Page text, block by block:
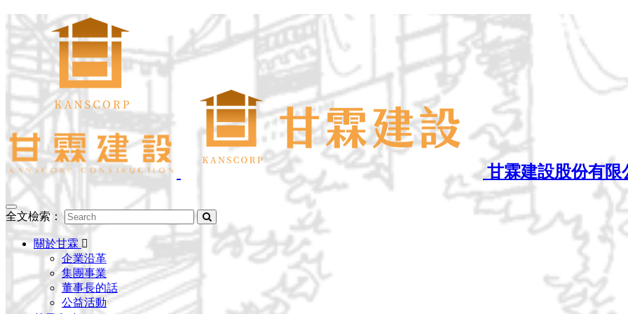
甘霖建設股份有限
Toggle
navigation
全文檢索：
關於甘霖
企業沿革
集團事業
董事長的話
公益活動